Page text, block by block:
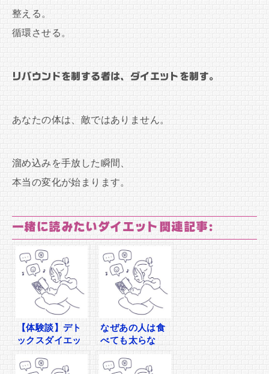
整える。
循環させる。
リバウンドを制する者は、ダイエットを制す。
あなたの体は、敵ではありません。
溜め込みを手放した瞬間、
本当の変化が始まります。
一緒に読みたいダイエット関連記事:
【体験談】デト
ックスダイエッ
トで彼氏に「可
愛くなった」と
なぜあの人は食
べても太らな
い？「排出体
質」を作る3つの